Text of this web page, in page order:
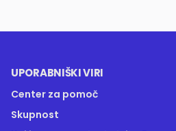
UPORABNIŠKI VIRI
Center za pomoč
Skupnost